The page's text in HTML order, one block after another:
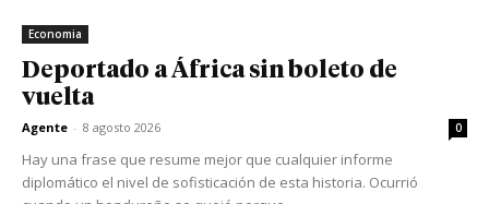
Economia
Deportado a África sin boleto de
vuelta
Agente - 8 agosto 2026 0
Hay una frase que resume mejor que cualquier informe
diplomático el nivel de sofisticación de esta historia. Ocurrió